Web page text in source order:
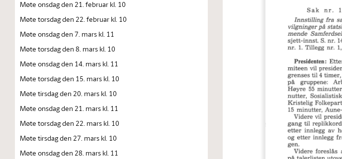
Møte onsdag den 21. februar kl. 10
Møte torsdag den 22. februar kl. 10
Møte onsdag den 7. mars kl. 11
Møte torsdag den 8. mars kl. 10
Møte onsdag den 14. mars kl. 11
Møte torsdag den 15. mars kl. 10
Møte tirsdag den 20. mars kl. 10
Møte onsdag den 21. mars kl. 11
Møte torsdag den 22. mars kl. 10
Møte tirsdag den 27. mars kl. 10
Møte onsdag den 28. mars kl. 11